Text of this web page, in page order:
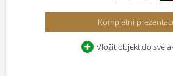
Kompletní
Vložit objekt do své